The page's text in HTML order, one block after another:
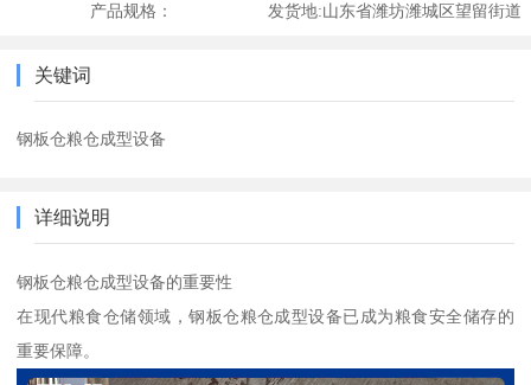
产品规格： 发货地:山东省潍坊潍城区望留街道
关键词
钢板仓粮仓成型设备
详细说明
钢板仓粮仓成型设备的重要性
在现代粮食仓储领域，钢板仓粮仓成型设备已成为粮食安全储存的
重要保障。